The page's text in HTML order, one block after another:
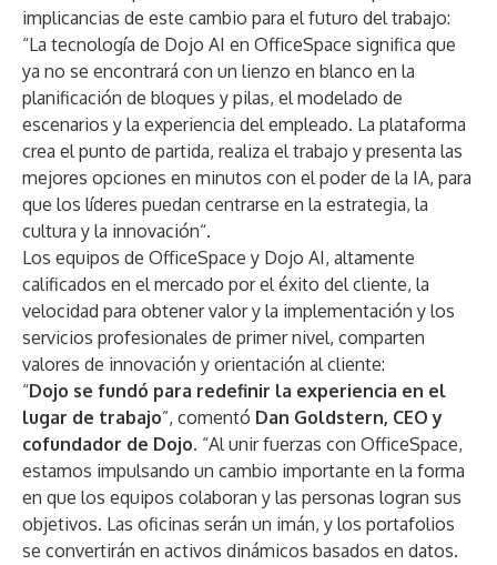
implicancias de este cambio para el futuro del trabajo:
“La tecnología de Dojo AI en OfficeSpace significa que
ya no se encontrará con un lienzo en blanco en la
planificación de bloques y pilas, el modelado de
escenarios y la experiencia del empleado. La plataforma
crea el punto de partida, realiza el trabajo y presenta las
mejores opciones en minutos con el poder de la IA, para
que los líderes puedan centrarse en la estrategia, la
cultura y la innovación“.
Los equipos de OfficeSpace y Dojo AI, altamente
calificados en el mercado por el éxito del cliente, la
velocidad para obtener valor y la implementación y los
servicios profesionales de primer nivel, comparten
valores de innovación y orientación al cliente:
“Dojo se fundó para redefinir la experiencia en el
lugar de trabajo”, comentó Dan Goldstern, CEO y
cofundador de Dojo. “Al unir fuerzas con OfficeSpace,
estamos impulsando un cambio importante en la forma
en que los equipos colaboran y las personas logran sus
objetivos. Las oficinas serán un imán, y los portafolios
se convertirán en activos dinámicos basados ​​en datos.